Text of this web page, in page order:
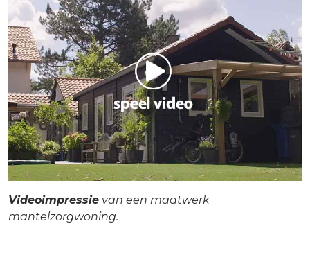
Videoimpressie van een maatwerk
mantelzorgwoning.